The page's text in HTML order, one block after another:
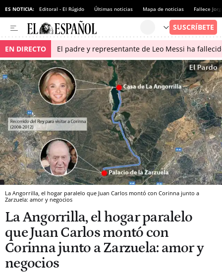
ES NOTICIA: Editoral - El Rúgido Últimas noticias Mapa de noticias Fallece
EN DIRECTO El padre y representante de Leo Messi ha
La Angorrilla, el hogar paralelo que Juan Carlos montó con Corinna junto a
Zarzuela: amor y negocios
La Angorrilla, el hogar paralelo
que Juan Carlos montó con
Corinna junto a Zarzuela: amor y
negocios